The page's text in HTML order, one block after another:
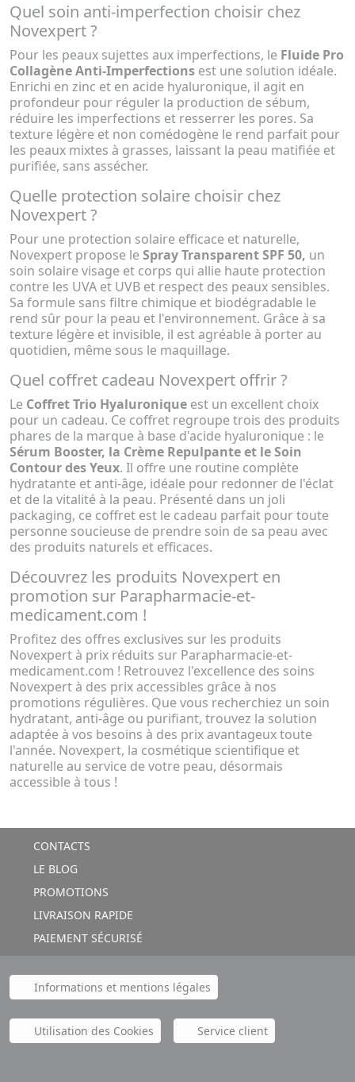
Quel soin anti-imperfection choisir chez
Novexpert ?
Pour les peaux sujettes aux imperfections, le Fluide Pro
Collagène Anti-Imperfections est une solution idéale.
Enrichi en zinc et en acide hyaluronique, il agit en
profondeur pour réguler la production de sébum,
réduire les imperfections et resserrer les pores. Sa
texture légère et non comédogène le rend parfait pour
les peaux mixtes à grasses, laissant la peau matifiée et
purifiée, sans assécher.
Quelle protection solaire choisir chez
Novexpert ?
Pour une protection solaire efficace et naturelle,
Novexpert propose le Spray Transparent SPF 50, un
soin solaire visage et corps qui allie haute protection
contre les UVA et UVB et respect des peaux sensibles.
Sa formule sans filtre chimique et biodégradable le
rend sûr pour la peau et l'environnement. Grâce à sa
texture légère et invisible, il est agréable à porter au
quotidien, même sous le maquillage.
Quel coffret cadeau Novexpert offrir ?
Le Coffret Trio Hyaluronique est un excellent choix
pour un cadeau. Ce coffret regroupe trois des produits
phares de la marque à base d'acide hyaluronique : le
Sérum Booster, la Crème Repulpante et le Soin
Contour des Yeux. Il offre une routine complète
hydratante et anti-âge, idéale pour redonner de l'éclat
et de la vitalité à la peau. Présenté dans un joli
packaging, ce coffret est le cadeau parfait pour toute
personne soucieuse de prendre soin de sa peau avec
des produits naturels et efficaces.
Découvrez les produits Novexpert en
promotion sur Parapharmacie-et-
medicament.com !
Profitez des offres exclusives sur les produits
Novexpert à prix réduits sur Parapharmacie-et-
medicament.com ! Retrouvez l'excellence des soins
Novexpert à des prix accessibles grâce à nos
promotions régulières. Que vous recherchiez un soin
hydratant, anti-âge ou purifiant, trouvez la solution
adaptée à vos besoins à des prix avantageux toute
l'année. Novexpert, la cosmétique scientifique et
naturelle au service de votre peau, désormais
accessible à tous !
CONTACTS
LE BLOG
PROMOTIONS
LIVRAISON RAPIDE
PAIEMENT SÉCURISÉ
Informations et mentions légales
Utilisation des Cookies Service client